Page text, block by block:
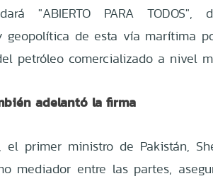
"ABIERTO PARA TODOS",
geopolítica de esta vía marítima
petróleo comercializado a nivel
adelantó la firma
el primer ministro de Pakistán,
mediador entre las partes,